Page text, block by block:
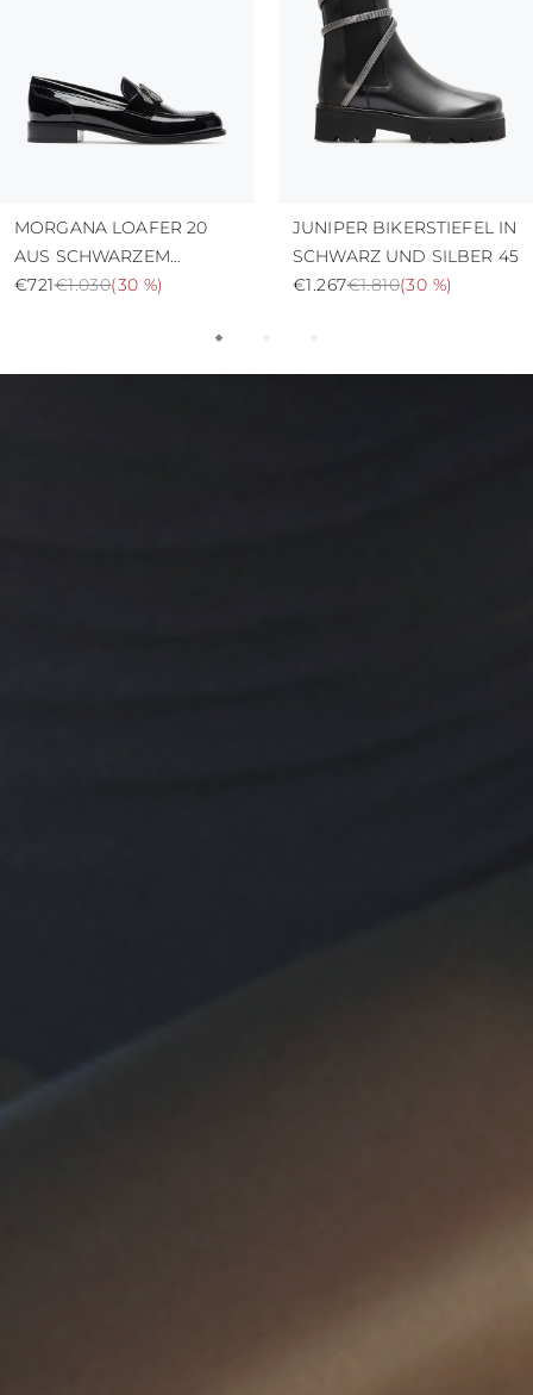
MORGANA LOAFER 20
AUS SCHWARZEM
LACKLEDER MIT
€1.030
€721 (30 %)
JUNIPER BIKERSTIEFEL IN
SCHWARZ UND SILBER 45
€1.810
€1.267 (30 %)